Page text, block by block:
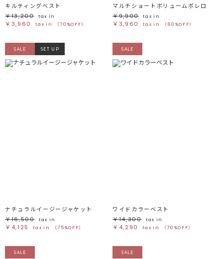
キルティングベスト
￥13,200
tax in
￥3,960 tax in （70%OFF）
マルチショートボリュームボレロ
￥9,900
tax in
￥3,960 tax in （60%OFF）
SALE SET UP
ナチュラルイージージャケット
￥16,500
tax in
￥4,125 tax in （75%OFF）
SALE
ワイドカラーベスト
￥14,300
tax in
￥4,290 tax in （70%OFF）
SALE SALE